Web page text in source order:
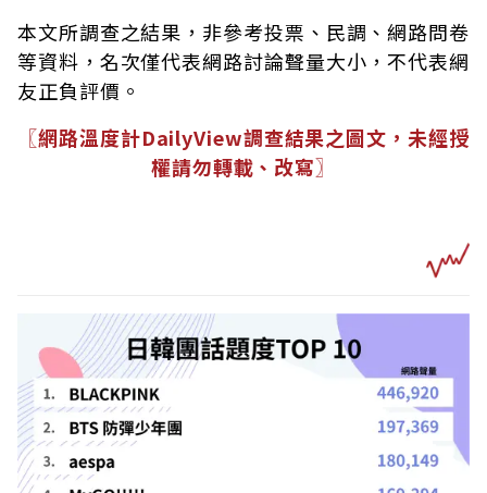
本文所調查之結果，非參考投票、民調、網路問卷
等資料，名次僅代表網路討論聲量大小，不代表網
友正負評價。
〖網路溫度計DailyView調查結果之圖文，未經授
權請勿轉載、改寫〗